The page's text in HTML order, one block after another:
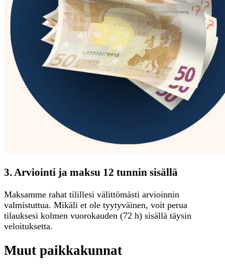
3. Arviointi ja maksu 12 tunnin sisällä
Maksamme rahat tilillesi välittömästi arvioinnin
valmistuttua. Mikäli et ole tyytyväinen, voit perua
tilauksesi kolmen vuorokauden (72 h) sisällä täysin
veloituksetta.
Muut paikkakunnat